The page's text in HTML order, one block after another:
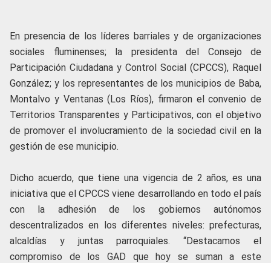
En presencia de los líderes barriales y de organizaciones
sociales fluminenses; la presidenta del Consejo de
Participación Ciudadana y Control Social (CPCCS), Raquel
González; y los representantes de los municipios de Baba,
Montalvo y Ventanas (Los Ríos), firmaron el convenio de
Territorios Transparentes y Participativos, con el objetivo
de promover el involucramiento de la sociedad civil en la
gestión de ese municipio.
Dicho acuerdo, que tiene una vigencia de 2 años, es una
iniciativa que el CPCCS viene desarrollando en todo el país
con la adhesión de los gobiernos autónomos
descentralizados en los diferentes niveles: prefecturas,
alcaldías y juntas parroquiales. “Destacamos el
compromiso de los GAD que hoy se suman a este